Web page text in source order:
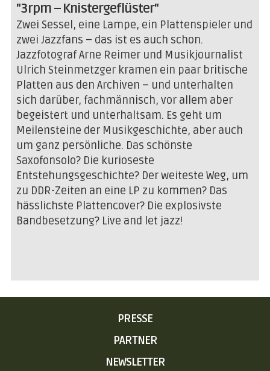
"3rpm – Knistergeflüster"
Zwei Sessel, eine Lampe, ein Plattenspieler und
zwei Jazzfans – das ist es auch schon.
Jazzfotograf Arne Reimer und Musikjournalist
Ulrich Steinmetzger kramen ein paar britische
Platten aus den Archiven – und unterhalten
sich darüber, fachmännisch, vor allem aber
begeistert und unterhaltsam. Es geht um
Meilensteine der Musikgeschichte, aber auch
um ganz persönliche. Das schönste
Saxofonsolo? Die kurioseste
Entstehungsgeschichte? Der weiteste Weg, um
zu DDR-Zeiten an eine LP zu kommen? Das
hässlichste Plattencover? Die explosivste
Bandbesetzung? Live and let jazz!
NAVIGATION
PRESSE
PARTNER
NEWSLETTER